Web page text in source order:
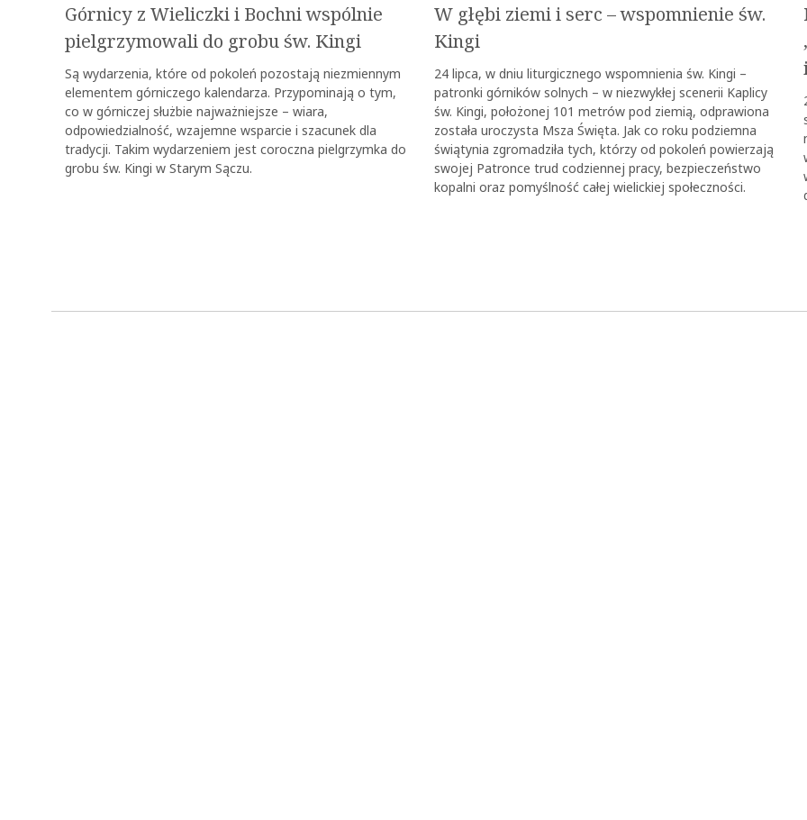
Górnicy z Wieliczki i Bochni wspólnie
pielgrzymowali do grobu św. Kingi
Są wydarzenia, które od pokoleń pozostają niezmiennym
elementem górniczego kalendarza. Przypominają o tym,
co w górniczej służbie najważniejsze – wiara,
odpowiedzialność, wzajemne wsparcie i szacunek dla
tradycji. Takim wydarzeniem jest coroczna pielgrzymka do
grobu św. Kingi w Starym Sączu.
W głębi ziemi i serc – wspomnienie św.
Kingi
24 lipca, w dniu liturgicznego wspomnienia św. Kingi –
patronki górników solnych – w niezwykłej scenerii Kaplicy
św. Kingi, położonej 101 metrów pod ziemią, odprawiona
została uroczysta Msza Święta. Jak co roku podziemna
świątynia zgromadziła tych, którzy od pokoleń powierzają
swojej Patronce trud codziennej pracy, bezpieczeństwo
kopalni oraz pomyślność całej wielickiej społeczności.